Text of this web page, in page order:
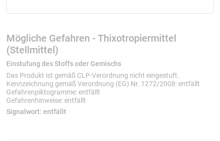
Mögliche Gefahren - Thixotropiermittel
(Stellmittel)
Einstufung des Stoffs oder Gemischs
Das Produkt ist gemäß CLP-Verordnung nicht eingestuft.
Kennzeichnung gemäß Verordnung (EG) Nr. 1272/2008: entfällt
Gefahrenpiktogramme: entfällt
Gefahrenhinweise: entfällt
Signalwort: entfällt